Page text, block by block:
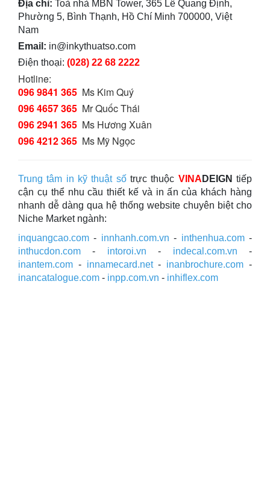
Địa chỉ: Toà nhà MBN Tower, 365 Lê Quang Định,
Phường 5, Bình Thạnh, Hồ Chí Minh 700000, Việt
Nam
Email: in@inkythuatso.com
Điện thoại: (028) 22 68 2222
Hotline:
096 9841 365 Ms Kim Quý
096 4657 365 Mr Quốc Thái
096 2941 365 Ms Hương Xuân
096 4212 365 Ms Mỹ Ngọc
Trung tâm in kỹ thuật sốtrực thuộc VINA DEIGN tiếp
cận cụ thể nhu cầu thiết kế và in ấn của khách hàng
nhanh dễ dàng qua hệ thống website chuyên biệt cho
Niche Market ngành:
inquangcao.com - innhanh.com.vn - inthenhua.com-
inthucdon.com - intoroi.vn - indecal.com.vn -
inantem.com - innamecard.net- inanbrochure.com -
inancatalogue.com - inpp.com.vn - inhiflex.com